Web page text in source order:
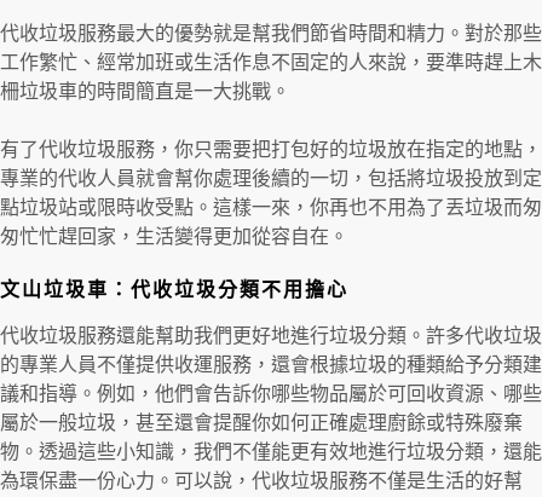
代收垃圾服務最大的優勢就是幫我們節省時間和精力。對於那些
工作繁忙、經常加班或生活作息不固定的人來說，要準時趕上木
柵垃圾車的時間簡直是一大挑戰。
有了代收垃圾服務，你只需要把打包好的垃圾放在指定的地點，
專業的代收人員就會幫你處理後續的一切，包括將垃圾投放到定
點垃圾站或限時收受點。這樣一來，你再也不用為了丟垃圾而匆
匆忙忙趕回家，生活變得更加從容自在。
文山垃圾車：代收垃圾分類不用擔心
代收垃圾服務還能幫助我們更好地進行垃圾分類。許多代收垃圾
的專業人員不僅提供收運服務，還會根據垃圾的種類給予分類建
議和指導。例如，他們會告訴你哪些物品屬於可回收資源、哪些
屬於一般垃圾，甚至還會提醒你如何正確處理廚餘或特殊廢棄
物。透過這些小知識，我們不僅能更有效地進行垃圾分類，還能
為環保盡一份心力。可以說，代收垃圾服務不僅是生活的好幫